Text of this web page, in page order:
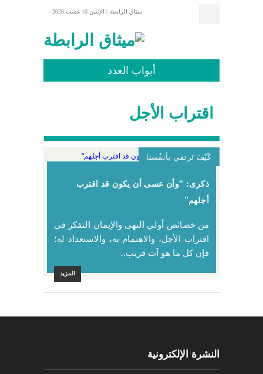
ميثاق الرابطة | الإثنين 10 غشت 2026 -
أبواب العدد
اقتراب الأجل
كَيْفَ نَرتقي بأنفُسنا
ذكرى: “وأن عسى أن يكون قد اقترب
أجلهم”
من خصائص أولي النهى والإيمان التفكر في
اقتراب الأجل، والاهتمام به، والاستعداد له؛
فإن كل ما هو آت قريب..
المزيد
النشرة الإلكترونية